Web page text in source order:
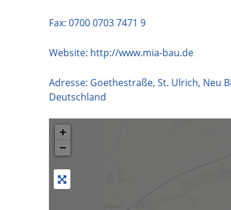
Fax: 0700 0703 7471 9
Website: http://www.mia-bau.de
Adresse: Goethestraße, St. Ulrich, Neu
Deutschland
+
−